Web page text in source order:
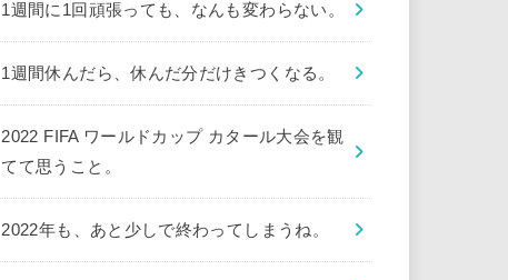
1週間に1回頑張っても、なんも変わらない。
1週間休んだら、休んだ分だけきつくなる。
2022 FIFA ワールドカップ カタール大会を観
てて思うこと。
2022年も、あと少しで終わってしまうね。